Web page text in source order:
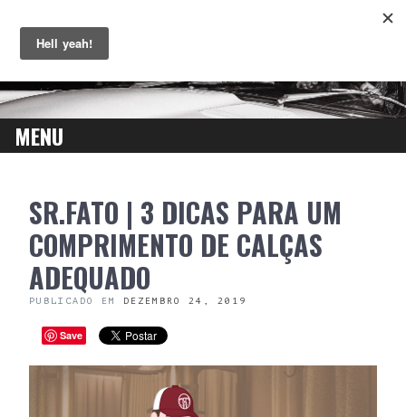
MENU
CONTENTSR.FATO | 3 DICAS PARA UM
COMPRIMENTO DE CALÇAS
ADEQUADO
PUBLICADO EM DEZEMBRO 24, 2019
Save